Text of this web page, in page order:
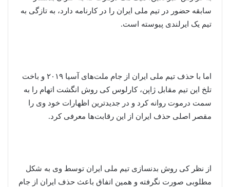
سابقه حضور در تیم ملی ایران را در کارنامه دارد، به تازگی به
تیم یک ایرلندی پیوسته است.
اما با حذف تیم ملی ایران از جام ملت‌های آسیا ۲۰۱۹ و باخت
تلخ این تیم مقابل ژاپن، کارلوس کی روش انگشت اتهام را به
سمت درموت روانه کرد و در جدیدترین اظهارات خود وی را
مقصر اصلی حذف ایران از این رقابت‌ها معرفی کرد.
از نظر کی روش بدنسازی تیم ملی ایران توسط وی به شکل
مطلوبی صورت نگرفته و همین اتفاق باعث حذف ایران از جام